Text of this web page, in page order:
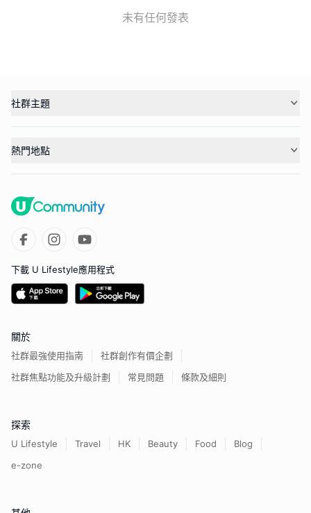
未有任何發表
社群主題
熱門地點
下載 U Lifestyle應用程式
關於
社群最強使用指南
社群創作有價企劃
社群焦點功能及升級計劃
常見問題 條款及細則
探索
U Lifestyle Travel HK Beauty Food
Blog
e-zone